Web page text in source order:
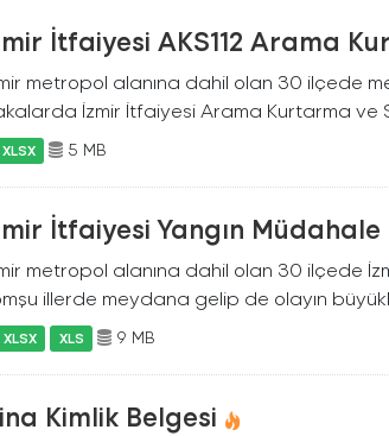
İtfaiyesi AKS112 Arama
metropol alanına dahil olan 30 ilçede
İzmir İtfaiyesi Arama Kurtarma ve
5 MB
İtfaiyesi Yangın
metropol alanına dahil olan 30 ilçede
illerde meydana gelip de olayın
XLS 9 MB
Kimlik Belgesi